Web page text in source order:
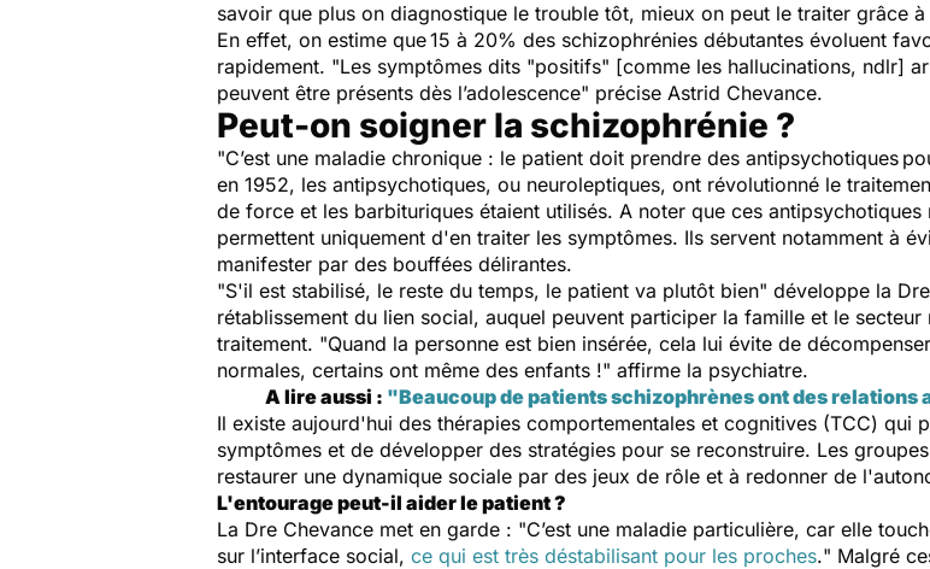
savoir que plus on diagnostique le trouble tôt, mieux on peut le traiter grâce
En effet, on estime que15 à 20% des schizophrénies débutantes évoluent
rapidement. "Les symptômes dits "positifs" [comme les hallucinations, ndlr]
peuvent être présents dès l’adolescence" précise Astrid Chevance.
Peut-on soigner la schizophrénie ?
"C’est une maladie chronique : le patient doit prendre des antipsychotiques
en 1952, les antipsychotiques, ou neuroleptiques, ont révolutionné le
de force et les barbituriques étaient utilisés. A noter que ces
permettent uniquement d'en traiter les symptômes. Ils servent notamment à
manifester par des bouffées délirantes.
"S'il est stabilisé, le reste du temps, le patient va plutôt bien" développe la
rétablissement du lien social, auquel peuvent participer la famille et le
traitement. "Quand la personne est bien insérée, cela lui évite de
normales, certains ont même des enfants !" affirme la psychiatre.
A lire aussi : "Beaucoup de patients schizophrènes ont des
Il existe aujourd'hui des thérapies comportementales et cognitives (TCC) qui
symptômes et de développer des stratégies pour se reconstruire. Les
restaurer une dynamique sociale par des jeux de rôle et à redonner de
L'entourage peut-il aider le patient ?
La Dre Chevance met en garde : "C’est une maladie particulière, car elle
sur l’interface social, ce qui est très déstabilisant pour les proches." Malgré